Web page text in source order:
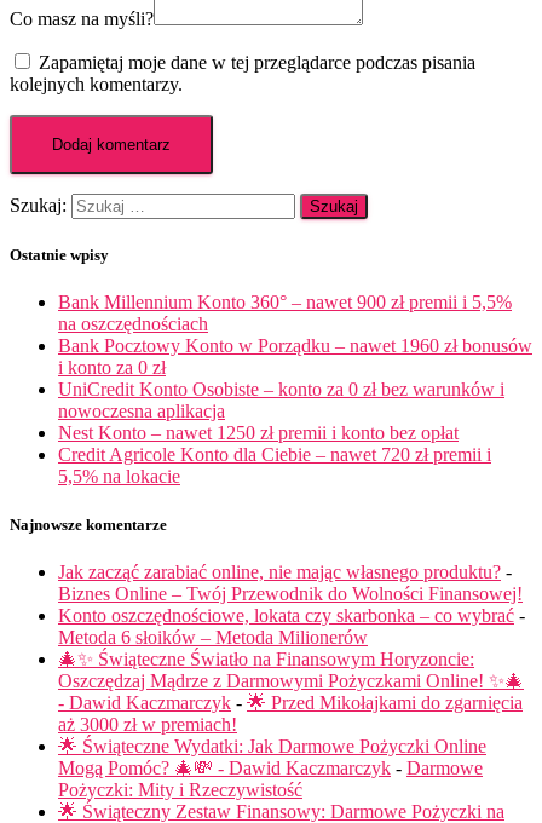
Co masz na myśli?
Zapamiętaj moje dane w tej przeglądarce podczas pisania
kolejnych komentarzy.
Szukaj:
Ostatnie wpisy
Bank Millennium Konto 360° – nawet 900 zł premii i 5,5%
na oszczędnościach
Bank Pocztowy Konto w Porządku – nawet 1960 zł bonusów
i konto za 0 zł
UniCredit Konto Osobiste – konto za 0 zł bez warunków i
nowoczesna aplikacja
Nest Konto – nawet 1250 zł premii i konto bez opłat
Credit Agricole Konto dla Ciebie – nawet 720 zł premii i
5,5% na lokacie
Najnowsze komentarze
Jak zacząć zarabiać online, nie mając własnego produktu? -
Biznes Online – Twój Przewodnik do Wolności Finansowej!
Konto oszczędnościowe, lokata czy skarbonka – co wybrać -
Metoda 6 słoików – Metoda Milionerów
🎄✨ Świąteczne Światło na Finansowym Horyzoncie:
Oszczędzaj Mądrze z Darmowymi Pożyczkami Online! ✨🎄
- Dawid Kaczmarczyk - 🌟 Przed Mikołajkami do zgarnięcia
aż 3000 zł w premiach!
🌟 Świąteczne Wydatki: Jak Darmowe Pożyczki Online
Mogą Pomóc? 🎄💸 - Dawid Kaczmarczyk - Darmowe
Pożyczki: Mity i Rzeczywistość
🌟 Świąteczny Zestaw Finansowy: Darmowe Pożyczki na